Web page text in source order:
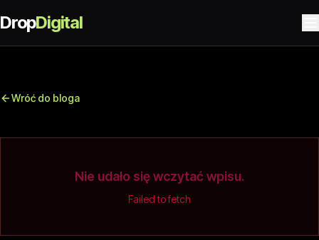
DropDigital
Wróć do bloga
Nie udało się wczytać wpisu.
Failed to fetch